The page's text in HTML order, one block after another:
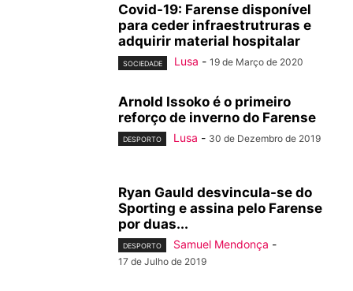
Covid-19: Farense disponível
para ceder infraestrutruras e
adquirir material hospitalar
SOCIEDADE Lusa - 19 de Março de 2020
Arnold Issoko é o primeiro
reforço de inverno do Farense
DESPORTO Lusa - 30 de Dezembro de 2019
Ryan Gauld desvincula-se do
Sporting e assina pelo Farense
por duas...
DESPORTO Samuel Mendonça -
17 de Julho de 2019